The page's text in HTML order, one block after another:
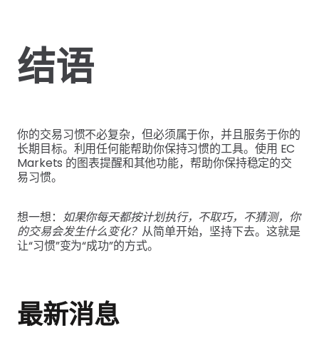
结语
你的交易习惯不必复杂，但必须属于你，并且服务于你的
长期目标。利用任何能帮助你保持习惯的工具。使用 EC
Markets 的图表提醒和其他功能，帮助你保持稳定的交
易习惯。
想一想： 如果你每天都按计划执行， 不取巧，不猜测， 你
的交易会发生什么变化？ 从简单开始，坚持下去。这就是
让“习惯”变为“成功”的方式。
最新消息